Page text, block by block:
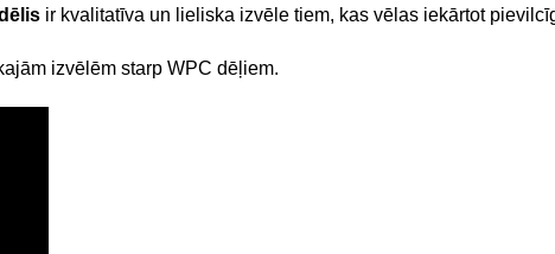
ir kvalitatīva un lieliska izvēle tiem, kas vēlas iekārtot
izvēlēm starp WPC dēļiem.